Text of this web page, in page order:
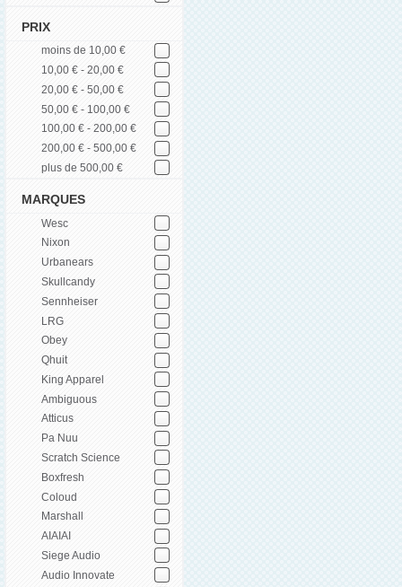
PRIX
moins de 10,00 €
10,00 € - 20,00 €
20,00 € - 50,00 €
50,00 € - 100,00 €
100,00 € - 200,00 €
200,00 € - 500,00 €
plus de 500,00 €
MARQUES
Wesc
Nixon
Urbanears
Skullcandy
Sennheiser
LRG
Obey
Qhuit
King Apparel
Ambiguous
Atticus
Pa Nuu
Scratch Science
Boxfresh
Coloud
Marshall
AIAIAI
Siege Audio
Audio Innovate